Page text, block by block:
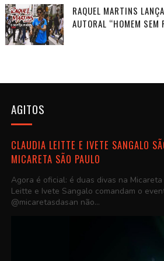
RAQUEL MARTINS
AUTORAL “HOMEM SEM
AGITOS
CLAUDIA LEITTE E IVETE SANGALO
MICARETA SÃO PAULO
Agora é oficial: é duas divas na
Leitte e Ivete Sangalo comandam o
@micaretasdasan não...